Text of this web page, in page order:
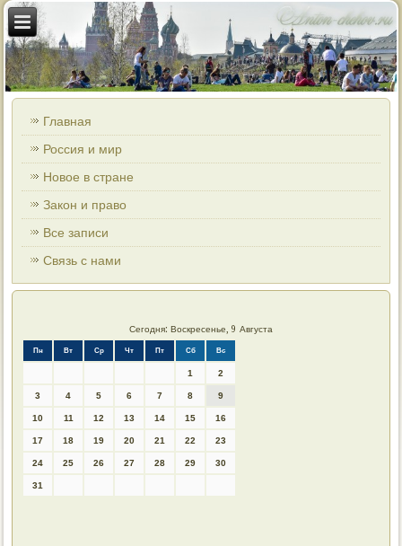
Главная
Россия и мир
Новое в стране
Закон и право
Все записи
Связь с нами
Сегодня: Воскресенье, 9 Августа
Пн Вт Ср Чт Пт Сб Вс
1 2
3 4 5 6 7 8 9
10 11 12 13 14 15 16
17 18 19 20 21 22 23
24 25 26 27 28 29 30
31